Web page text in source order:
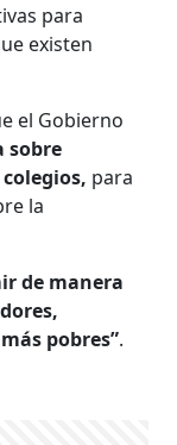
para
existen
el Gobierno
sobre
para
la
de manera
pobres”.